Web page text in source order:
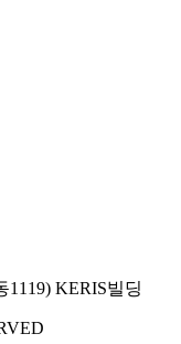
1119) KERIS빌딩